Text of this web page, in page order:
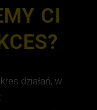
CI
działań, w